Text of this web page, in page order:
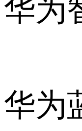
华为
华为